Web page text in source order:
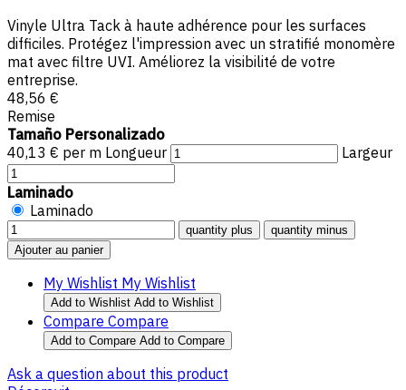
Vinyle Ultra Tack à haute adhérence pour les surfaces
difficiles. Protégez l'impression avec un stratifié monomère
mat avec filtre UVI. Améliorez la visibilité de votre
entreprise.
48,56 €
Remise
Tamaño Personalizado
40,13 € per m Longueur Largeur
Laminado
Laminado
My Wishlist My Wishlist
Add to Wishlist Add to Wishlist
Compare Compare
Add to Compare Add to Compare
Ask a question about this product